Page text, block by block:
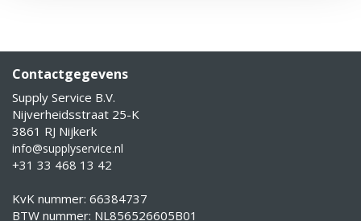
Contactgegevens
Supply Service B.V.
Nijverheidsstraat 25-K
3861 RJ Nijkerk
info@supplyservice.nl
+31 33 468 13 42
KvK nummer: 66384737
BTW nummer: NL856526605B01